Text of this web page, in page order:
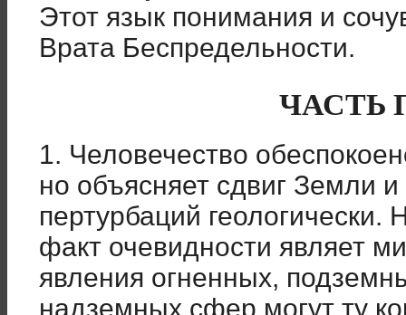
Этот язык понимания и
Врата Беспредельности.
ЧАСТЬ
1. Человечество
но объясняет сдвиг Земли
пертурбаций геологически.
факт очевидности являет
явления огненных,
надземных сфер могут ту